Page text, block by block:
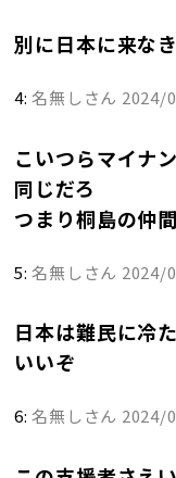
別に日本に来な
4:名無しさん 2024/
こいつらマイナ
同じだろ
つまり桐島の仲
5:名無しさん 2024/
日本は難民に冷
いいぞ
6:名無しさん 2024/